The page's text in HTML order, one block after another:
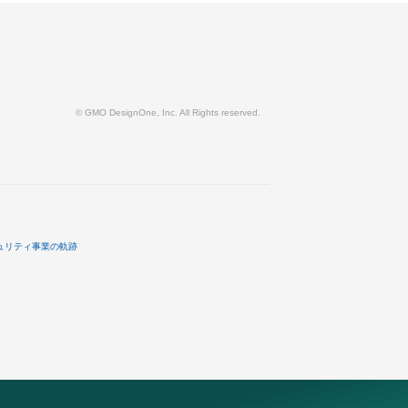
© GMO DesignOne, Inc. All Rights reserved.
リティ事業の軌跡